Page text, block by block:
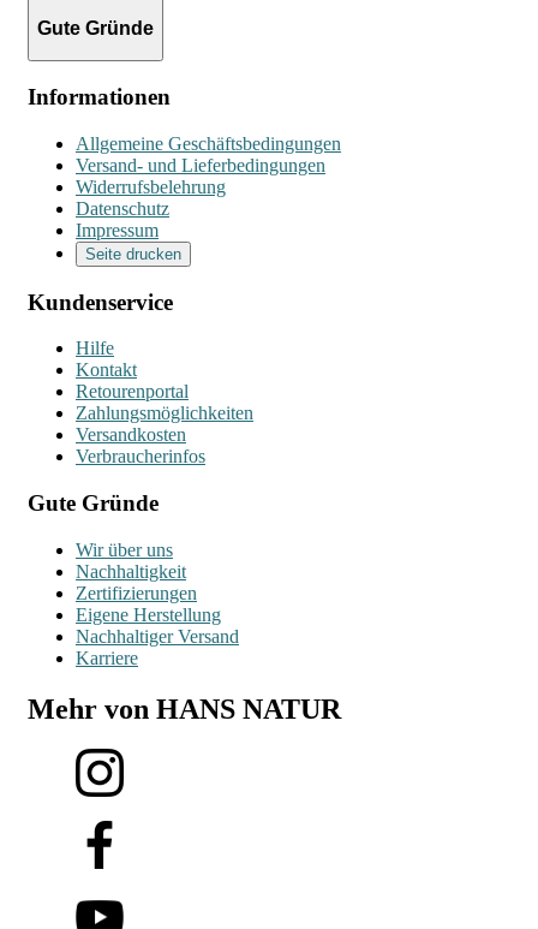
Gute Gründe
Informationen
Allgemeine Geschäftsbedingungen
Versand- und Lieferbedingungen
Widerrufsbelehrung
Datenschutz
Impressum
Seite drucken
Kundenservice
Hilfe
Kontakt
Retourenportal
Zahlungsmöglichkeiten
Versandkosten
Verbraucherinfos
Gute Gründe
Wir über uns
Nachhaltigkeit
Zertifizierungen
Eigene Herstellung
Nachhaltiger Versand
Karriere
Mehr von HANS NATUR